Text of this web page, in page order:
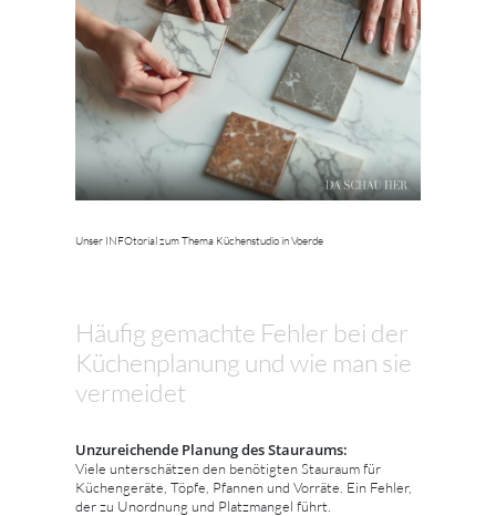
Unser INFOtorial zum Thema Küchenstudio in Voerde
Häufig gemachte Fehler bei der
Küchenplanung und wie man sie
vermeidet
Unzureichende Planung des Stauraums:
Viele unterschätzen den benötigten Stauraum für
Küchengeräte, Töpfe, Pfannen und Vorräte. Ein Fehler,
der zu Unordnung und Platzmangel führt.